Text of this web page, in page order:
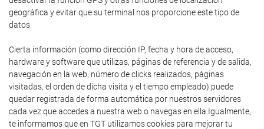
geográfica y evitar que su terminal nos proporcione este tipo de
datos.
Cierta información (como dirección IP, fecha y hora de acceso,
hardware y software que utilizas, páginas de referencia y de salida,
navegación en la web, número de clicks realizados, páginas
visitadas, el orden de dicha visita y el tiempo empleado) puede
quedar registrada de forma automática por nuestros servidores
cada vez que accedes a nuestra web o navegas en ella.Igualmente,
te informamos que en TGT utilizamos cookies para mejorar tu